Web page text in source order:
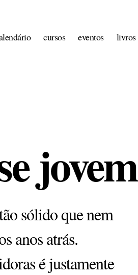
cursos eventos livros
jovem
sólido que nem
anos atrás.
é justamente